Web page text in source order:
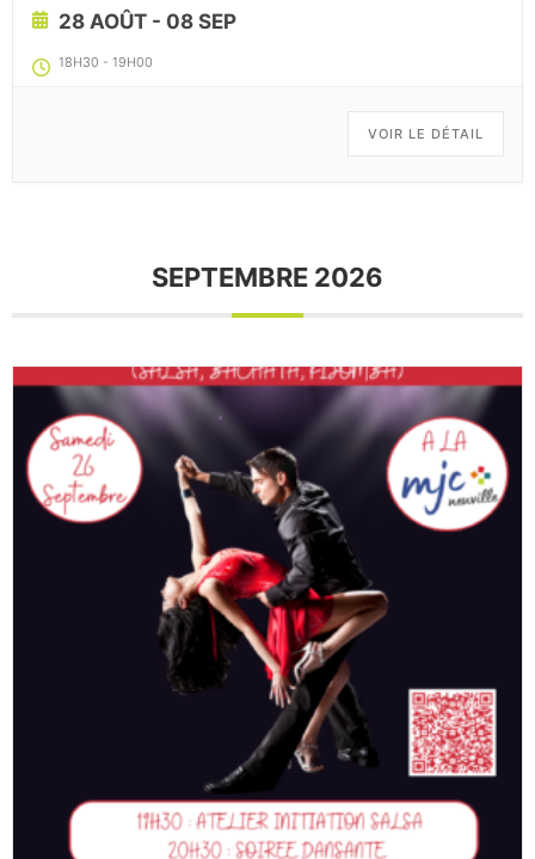
28 AOÛT - 08 SEP
18H30 - 19H00
VOIR LE DÉTAIL
SEPTEMBRE 2026